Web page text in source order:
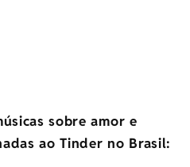
sobre amor e
ao Tinder no Brasil: